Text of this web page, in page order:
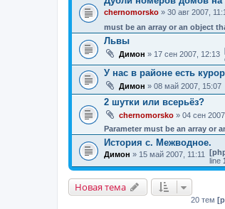
chernomorsko » 30 авг 2007,
must be an array or an object
Львы
Димон » 17 сен 2007, 12:13
У нас в районе есть
Димон » 08 май 2007, 15:07
2 шутки или всерьёз?
chernomorsko » 04 сен
Parameter must be an array or
История с. Межводное.
Димон » 15 май 2007, 11:11
line
Новая тема
20 тем